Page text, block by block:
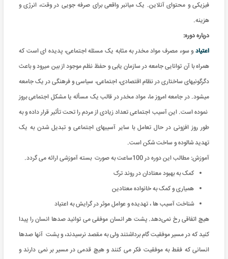
فیزیکی و محتوای آنلاین. یک میانبر واقعی برای صرفه جویی در وقت، انرژی و
هزینه.
درباره دوره:
اعتیادو سوء مصرف مواد مخدر به مثابه یک مسئله اجتماعی، پدیده­ ای است که
همراه با آن توانایی جامعه در سازمان­ یابی و حفظ نظم موجود از بین می­رود و باعث
دگرگونی­های ساختاری در نظام اقتصادی، اجتماعی، سیاسی و فرهنگی در یک جامعه
می­شود. در جامعه امروز ما، مواد مخدر در قالب یک مسأله یا مشکل اجتماعی بروز
نموده­ است. این آسیب اجتماعی تعداد زيادی از مردم را تحت تأثیر قرار داده و به
طور روز افزونی در حال تعامل با سایر آسیب­های اجتماعی و تبدیل شدن به یک
تهدید شالوده و ساخت شکن است.
آموزش: مطالب این دوره در 100ساعت به صورت بسته آموزشی ارائه می گردد
.
کمک به بهبود معتادان در روند ترک
همیاری و کمک به خانواده معتادین
شناخت آسیب ها ، تهدیده و عوامل موثر در گرایش به اعتیاد​
هیچ اتفاقی رخ نمی‌دهد. پشت هر انسان موفقی می توانید صدها انسان را پیدا
کنید که در مسیر موفقیت گام برداشتند ولی به مقصد نرسیدند، و پشت آنها صدها
انسانی که فقط به موفقیت فکر می کنند و هیچ قدمی در مسیر بر نمی دارند و